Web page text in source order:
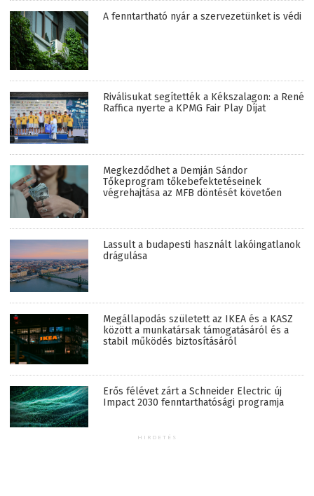
A fenntartható nyár a szervezetünket is védi
Riválisukat segítették a Kékszalagon: a René
Raffica nyerte a KPMG Fair Play Díjat
Megkezdődhet a Demján Sándor
Tőkeprogram tőkebefektetéseinek
végrehajtása az MFB döntését követően
Lassult a budapesti használt lakóingatlanok
drágulása
Megállapodás született az IKEA és a KASZ
között a munkatársak támogatásáról és a
stabil működés biztosításáról
Erős félévet zárt a Schneider Electric új
Impact 2030 fenntarthatósági programja
HIRDETÉS